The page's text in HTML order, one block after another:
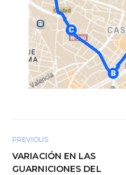
PREVIOUS
VARIACIÓN EN LAS
GUARNICIONES DEL